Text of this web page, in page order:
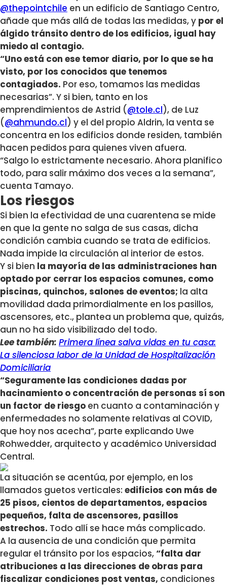
@thepointchile en un edificio de Santiago Centro,
añade que más allá de todas las medidas, y por el
álgido tránsito dentro de los edificios, igual hay
miedo al contagio.
“Uno está con ese temor diario, por lo que se ha
visto, por los conocidos que tenemos
contagiados. Por eso, tomamos las medidas
necesarias”. Y si bien, tanto en los
emprendimientos de Astrid (@tole.cl), de Luz
(@ahmundo.cl) y el del propio Aldrin, la venta se
concentra en los edificios donde residen, también
hacen pedidos para quienes viven afuera.
“Salgo lo estrictamente necesario. Ahora planifico
todo, para salir máximo dos veces a la semana”,
cuenta Tamayo.
Los riesgos
Si bien la efectividad de una cuarentena se mide
en que la gente no salga de sus casas, dicha
condición cambia cuando se trata de edificios.
Nada impide la circulación al interior de estos.
Y si bien la mayoría de las administraciones han
optado por cerrar los espacios comunes, como
piscinas, quinchos, salones de eventos; la alta
movilidad dada primordialmente en los pasillos,
ascensores, etc., plantea un problema que, quizás,
aun no ha sido visibilizado del todo.
Lee también: Primera línea salva vidas en tu casa:
La silenciosa labor de la Unidad de Hospitalización
Domiciliaria
“Seguramente las condiciones dadas por
hacinamiento o concentración de personas sí son
un factor de riesgo en cuanto a contaminación y
enfermedades no solamente relativas al COVID,
que hoy nos acecha”, parte explicando Uwe
Rohwedder, arquitecto y académico Universidad
Central.
La situación se acentúa, por ejemplo, en los
llamados guetos verticales: edificios con más de
25 pisos, cientos de departamentos, espacios
pequeños, falta de ascensores, pasillos
estrechos. Todo allí se hace más complicado.
A la ausencia de una condición que permita
regular el tránsito por los espacios,“falta dar
atribuciones a las direcciones de obras para
fiscalizar condiciones post ventas, condiciones